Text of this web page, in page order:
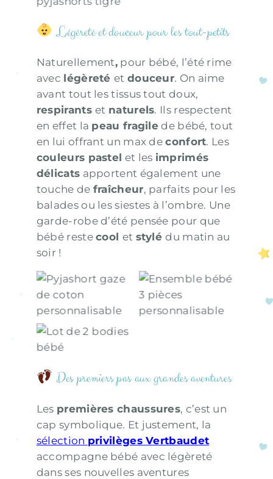
Légèreté et douceur pour les tout-petits
Naturellement, pour bébé, l’été rime
avec légèretéet douceur. On aime
avant tout les tissus tout doux,
respirantset naturels. Ils respectent
en effet la peau fragile de bébé, tout
en lui offrant un max deconfort. Les
couleurs pastel et les imprimés
délicats apportent également une
touche de fraîcheur, parfaits pour les
balades ou les siestes à l’ombre. Une
garde-robe d’été pensée pour que
bébé restecool et stylédu matin au
soir !
Pyjashort gaze
de coton
personnalisable
Ensemble bébé
3 pièces
personnalisable
Lot de 2 bodies
Des premiers pas aux grandes aventures
Les premières chaussures, c’est un
cap symbolique. Et justement, la
sélection privilèges Vertbaudet
accompagne bébé avec légèreté
dans ses nouvelles aventures